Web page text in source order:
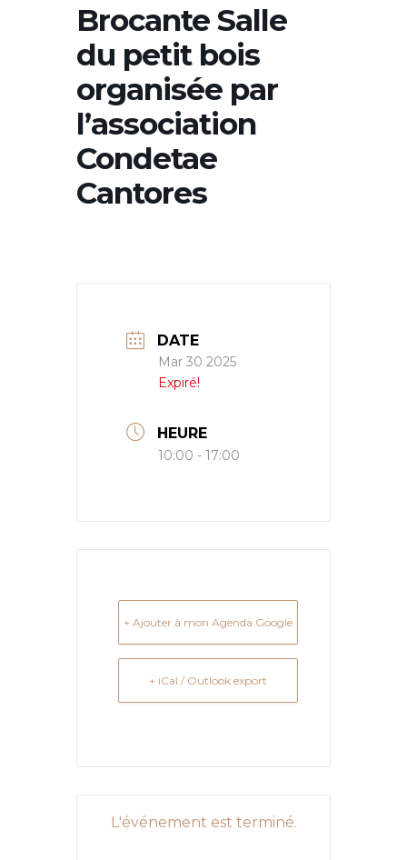
Brocante Salle
du petit bois
organisée par
l’association
Condetae
Cantores
DATE
Mar 30 2025
Expiré!
HEURE
10:00 - 17:00
+ Ajouter à mon Agenda Google
+ iCal / Outlook export
L'événement est terminé.